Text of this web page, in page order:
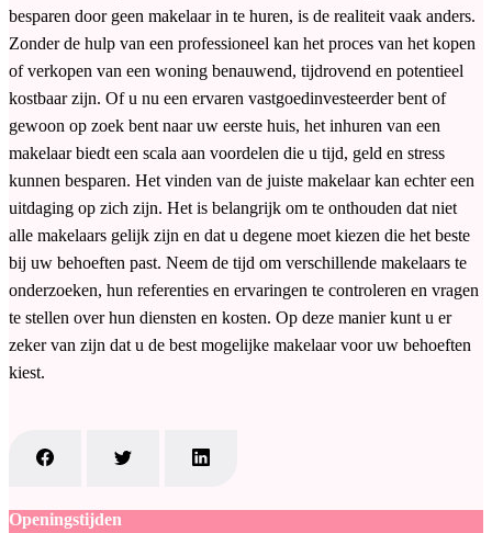
besparen door geen makelaar in te huren, is de realiteit vaak anders.
Zonder de hulp van een professioneel kan het proces van het kopen
of verkopen van een woning benauwend, tijdrovend en potentieel
kostbaar zijn. Of u nu een ervaren vastgoedinvesteerder bent of
gewoon op zoek bent naar uw eerste huis, het inhuren van een
makelaar biedt een scala aan voordelen die u tijd, geld en stress
kunnen besparen. Het vinden van de juiste makelaar kan echter een
uitdaging op zich zijn. Het is belangrijk om te onthouden dat niet
alle makelaars gelijk zijn en dat u degene moet kiezen die het beste
bij uw behoeften past. Neem de tijd om verschillende makelaars te
onderzoeken, hun referenties en ervaringen te controleren en vragen
te stellen over hun diensten en kosten. Op deze manier kunt u er
zeker van zijn dat u de best mogelijke makelaar voor uw behoeften
kiest.
Openingstijden